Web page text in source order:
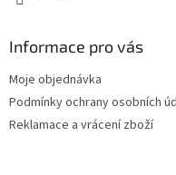
Informace pro vás
Moje objednávka
Podmínky ochrany osobních
Reklamace a vrácení zboží